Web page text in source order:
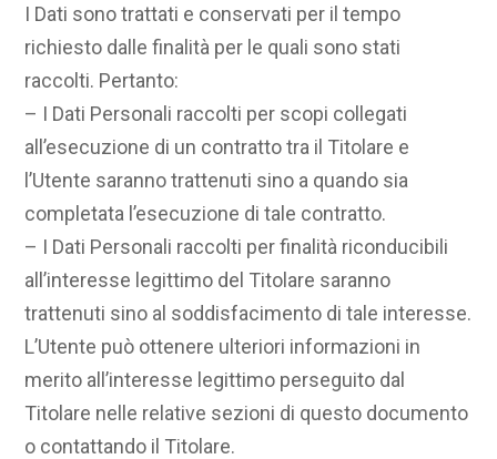
I Dati sono trattati e conservati per il tempo
richiesto dalle finalità per le quali sono stati
raccolti. Pertanto:
– I Dati Personali raccolti per scopi collegati
all’esecuzione di un contratto tra il Titolare e
l’Utente saranno trattenuti sino a quando sia
completata l’esecuzione di tale contratto.
– I Dati Personali raccolti per finalità riconducibili
all’interesse legittimo del Titolare saranno
trattenuti sino al soddisfacimento di tale interesse.
L’Utente può ottenere ulteriori informazioni in
merito all’interesse legittimo perseguito dal
Titolare nelle relative sezioni di questo documento
o contattando il Titolare.